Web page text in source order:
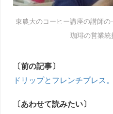
東農大のコーヒー講座の講師
珈琲の営業
〔前の記事〕
ドリップとフレンチプレス
〔あわせて読みたい〕